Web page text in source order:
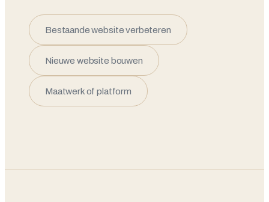
Bestaande website verbeteren
Nieuwe website bouwen
Maatwerk of platform